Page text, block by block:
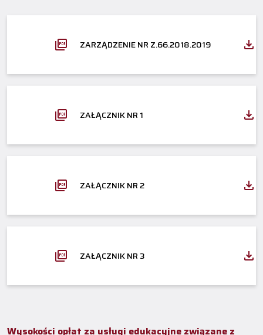
ZARZĄDZENIE NR Z.66.2018.2019
ZAŁĄCZNIK NR 1
ZAŁĄCZNIK NR 2
ZAŁĄCZNIK NR 3
Wysokości opłat za usługi edukacyjne związane z